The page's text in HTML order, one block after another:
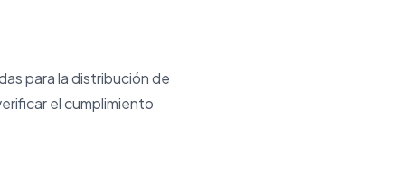
para la distribución de
el cumplimiento